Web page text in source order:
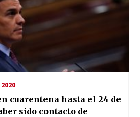
cuarentena hasta el 24 de
sido contacto de